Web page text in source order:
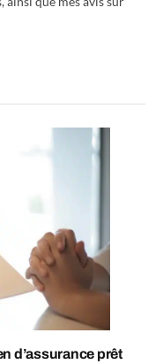
d’assurance prêt